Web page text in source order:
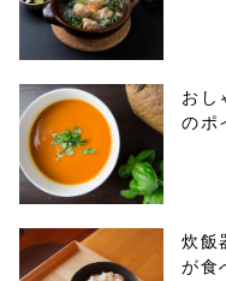
おし
のポ
炊飯
が食